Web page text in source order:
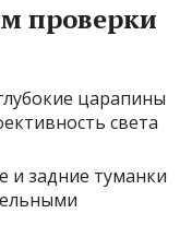
проверки
царапины
света
и задние туманки